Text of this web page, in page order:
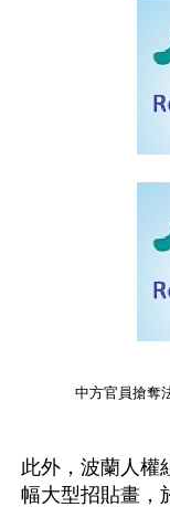
中方官員搶奪
此外，波蘭人權
幅大型招貼畫，